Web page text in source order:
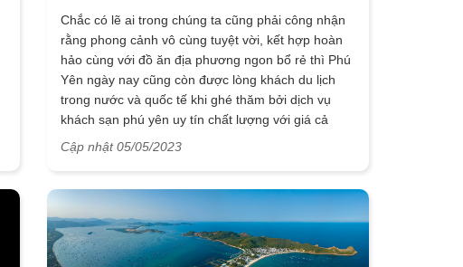
Chắc có lẽ ai trong chúng ta cũng phải công nhận
rằng phong cảnh vô cùng tuyệt vời, kết hợp hoàn
hảo cùng với đồ ăn địa phương ngon bổ rẻ thì Phú
Yên ngày nay cũng còn được lòng khách du lịch
trong nước và quốc tế khi ghé thăm bởi dịch vụ
khách sạn phú yên uy tín chất lượng với giá cả
phải chăng mà không phải điểm du lịch nào hiện
khách sạn Phú Yên và giới thiệu đến du khách
những điểm dừng chân chất lượng uy tín nhất để
có được cho mình một chuyến nghỉ dưỡng trên cả
tuyệt vời.
Cập nhật 05/05/2023